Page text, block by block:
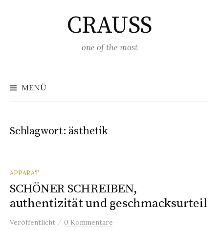
CRAUSS
one of the most
MENÜ
Suchen
Schlagwort: ästhetik
APPARAT
SCHÖNER SCHREIBEN,
authentizität und geschmacksurteil
Veröffentlicht / 0 Kommentare